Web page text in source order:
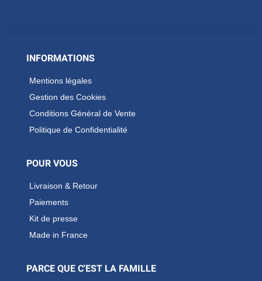
INFORMATIONS
Mentions légales
Gestion des Cookies
Conditions Général de Vente
Politique de Confidentialité
POUR VOUS
Livraison & Retour
Paiements
Kit de presse
Made in France
PARCE QUE C'EST LA FAMILLE